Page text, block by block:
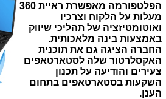
הפלטפורמה מאפשרת ראיית 360
מעלות על הלקוח וצרכיו
ואוטומטיזציה של תהליכי שיווק
באמצעות בינה מלאכותית.
החברה הציגה גם את תוכנית
האקסלרטור שלה לסטארטאפים
צעירים והודיעה על תכנון
השקעות בסטארטאפים בתחום
הענן.